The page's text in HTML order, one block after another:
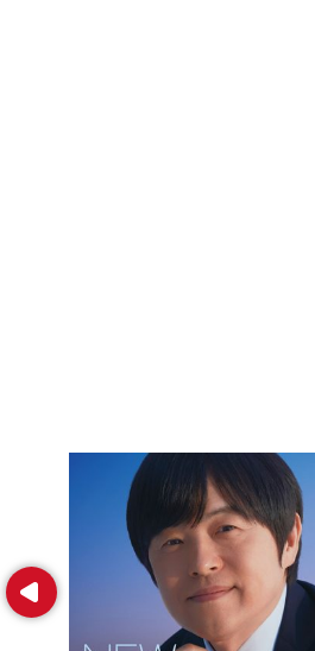
Prev